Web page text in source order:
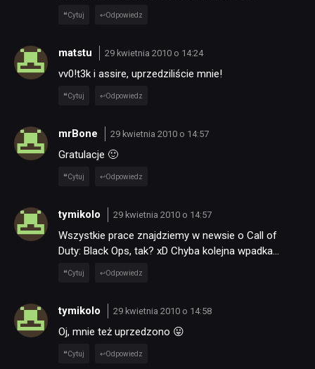
Cytuj Odpowiedz
matstu 29 kwietnia 2010 o 14:24
vv0!t3k i assire, uprzedziliście mnie!
Cytuj Odpowiedz
mrBone 29 kwietnia 2010 o 14:57
Gratulacje 🙂
Cytuj Odpowiedz
tymikolo 29 kwietnia 2010 o 14:57
Wszystkie prace znajdziemy w newsie o Call of
Duty: Black Ops, tak? xD Chyba kolejna wpadka…
Cytuj Odpowiedz
tymikolo 29 kwietnia 2010 o 14:58
Oj, mnie też uprzedzono 😛
Cytuj Odpowiedz